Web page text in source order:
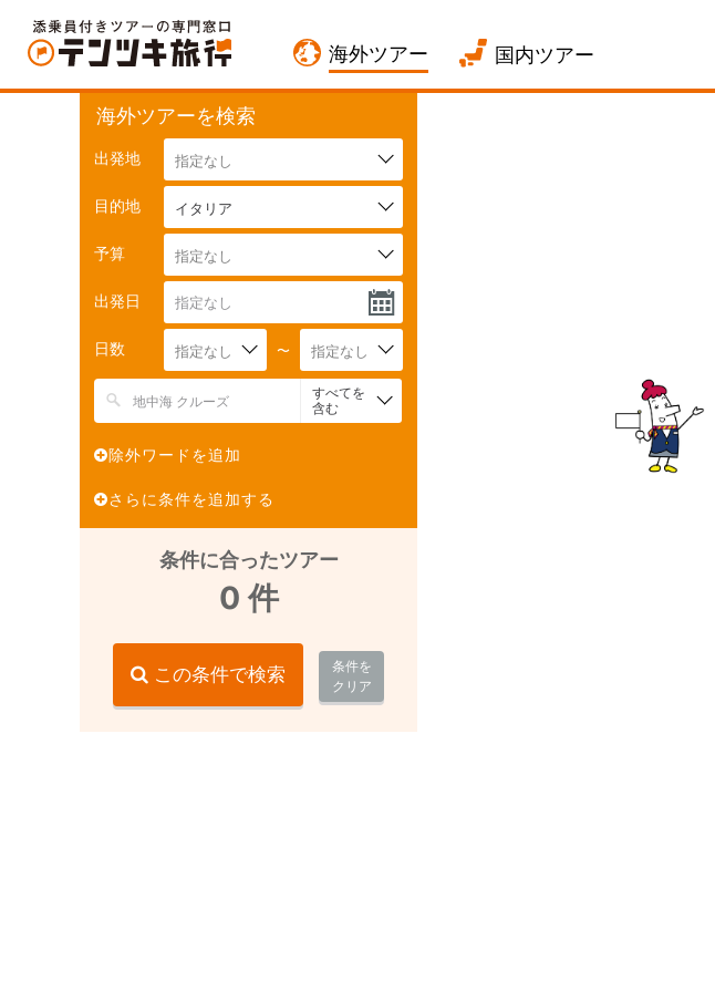
海外ツアー 国内ツアー
海外ツアーを検索
出発地 指定なし
目的地 イタリア
予算 指定なし
出発日
日数 指定なし 〜 指定なし
すべてを
含む
除外ワードを追加
さらに条件を追加する
条件に合ったツアー
0 件
この条件で検索
条件を
クリア